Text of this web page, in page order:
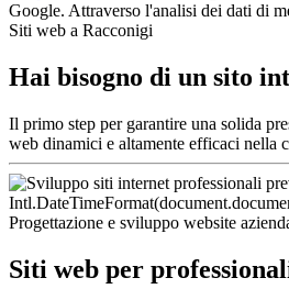
Google. Attraverso l'analisi dei dati di
Siti web a Racconigi
Hai bisogno di un sito
Il primo step per garantire una solida
web dinamici e altamente efficaci nella
Progettazione e sviluppo website
Siti web per